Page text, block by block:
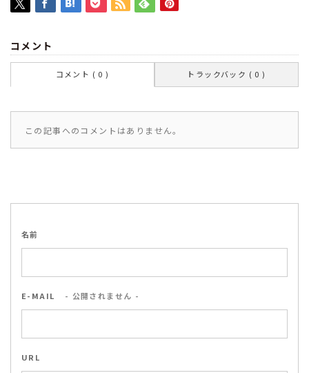
コメント
コメント ( 0 ) トラックバック ( 0 )
この記事へのコメントはありません。
名前
E-MAIL - 公開されません -
URL